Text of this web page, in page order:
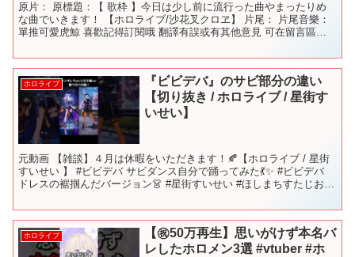
原片： 原標題：【 歌枠 】今日は少し前に流行った曲やまったりめ
な曲でいきます！ 【ホロライブ/沙花叉クロヱ】 片尾： 片尾音樂：
單推可愛虎鯨 喜歡記得訂閱哦 翻譯有誤或有其他意見 可在留言區告
ホロライブ
『ビビデバ』のサビ部分の違い
【切り抜き / ホロライブ / 星街す
いせい】
元動画 【雑談】４月は休暇をいただきます！🍂【ホロライブ / 星街
すいせい 】 #ビビデバ サビダンス自分で踊ってみた💃✨ #ビビデバ
ドレスの裾掴んだバージョン👗 #星街すいせい #ほしまちすたじお #
ホロライブ
【㊗️50万再生】思いがけず本名バ
レしたホロメン3選 #vtuber #ホ